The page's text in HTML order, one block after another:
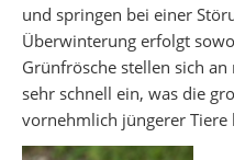
und springen bei einer
Überwinterung erfolgt
Grünfrösche stellen sich an
sehr schnell ein, was die
vornehmlich jüngerer Tiere